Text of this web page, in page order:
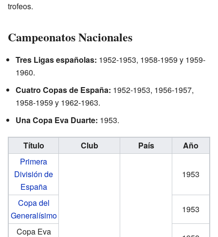
trofeos.
Campeonatos Nacionales
Tres Ligas españolas: 1952-1953, 1958-1959 y 1959-
1960.
Cuatro Copas de España: 1952-1953, 1956-1957,
1958-1959 y 1962-1963.
Una Copa Eva Duarte: 1953.
Título Club País
Año
Primera
División de
España
1953
Copa del
Generalísimo
1953
Copa Eva